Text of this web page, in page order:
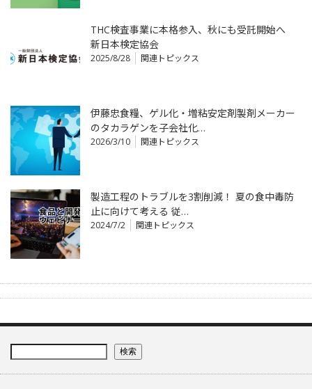
THC検査事業に本格参入、秋にも受託開始へ
新日本検定協会
2025/8/28 関連トピックス
伊藤忠食糧、ゲル化・増粘安定剤製剤メーカー
のタカラゲンを子会社化…
2026/3/10 関連トピックス
製造工程のトラブルを3割削減！ 夏の食中毒防
止に向けて考える 従…
2024/7/2 関連トピックス
検索